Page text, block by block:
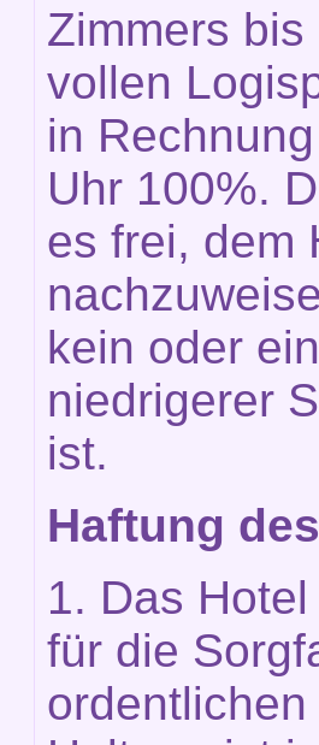
Zimmers
vollen
in
Uhr 100%.
es frei, dem
kein oder
niedrigerer
ist.
Haftung
1. Das
für die